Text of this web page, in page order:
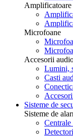
Amplificatoare
Microfoane
Accesorii
Lumini,
Casti
Sisteme de
Sisteme de
Centrale
Detectori